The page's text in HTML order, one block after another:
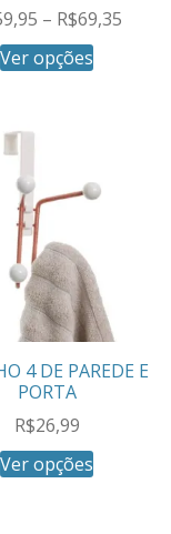
– R$69,35
Ver opções
4 DE PAREDE E
PORTA
R$26,99
Ver opções